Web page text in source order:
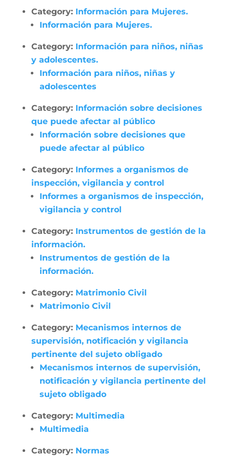
Category: Información para Mujeres.
Información para Mujeres.
Category: Información para niños, niñas
y adolescentes.
Información para niños, niñas y
adolescentes
Category: Información sobre decisiones
que puede afectar al público
Información sobre decisiones que
puede afectar al público
Category: Informes a organismos de
inspección, vigilancia y control
Informes a organismos de inspección,
vigilancia y control
Category: Instrumentos de gestión de la
información.
Instrumentos de gestión de la
información.
Category: Matrimonio Civil
Matrimonio Civil
Category: Mecanismos internos de
supervisión, notificación y vigilancia
pertinente del sujeto obligado
Mecanismos internos de supervisión,
notificación y vigilancia pertinente del
sujeto obligado
Category: Multimedia
Multimedia
Category: Normas